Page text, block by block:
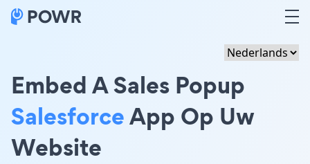
Embed A Sales Popup
SalesforceApp Op Uw
Website